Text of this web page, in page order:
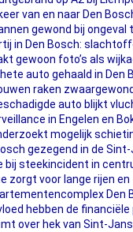
van en naar Den
gewond bij
in Den Bosch:
gewoon foto’s als
auto gehaald in
raken
auto blijkt
in Engelen en
mogelijk
gezegend in de
bij steekincident in
zorgt voor lange rijen en
Den
hebben de
over hek van Sint-